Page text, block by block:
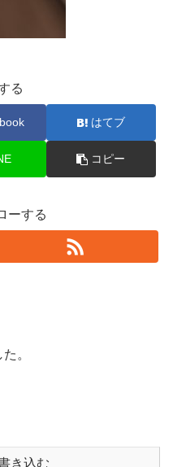
る
はてブ
コピー
ーする
。
き込む